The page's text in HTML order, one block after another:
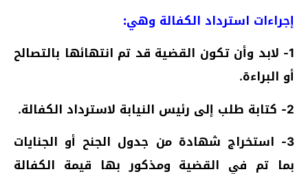
إجراءات استرداد الكفالة وهي:
1- لابد وأن تكون القضية قد تم انتهائها بالتصالح
أو البراءة.
2- كتابة طلب إلى رئيس النيابة لاسترداد الكفالة.
3- استخراج شهادة من جدول الجنح أو الجنايات
بما تم في القضية ومذكور بها قيمة الكفالة